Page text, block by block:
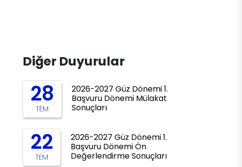
Diğer Duyurular
28
TEM
2026-2027 Güz Dönemi 1.
Başvuru Dönemi Mülakat
Sonuçları
22
TEM
2026-2027 Güz Dönemi 1.
Başvuru Dönemi Ön
Değerlendirme Sonuçları